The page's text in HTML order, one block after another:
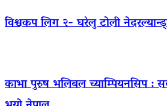
विश्वकप लिग २- घरेलु टोली
काभा पुरुष भलिबल च्याम्पियनसिप :